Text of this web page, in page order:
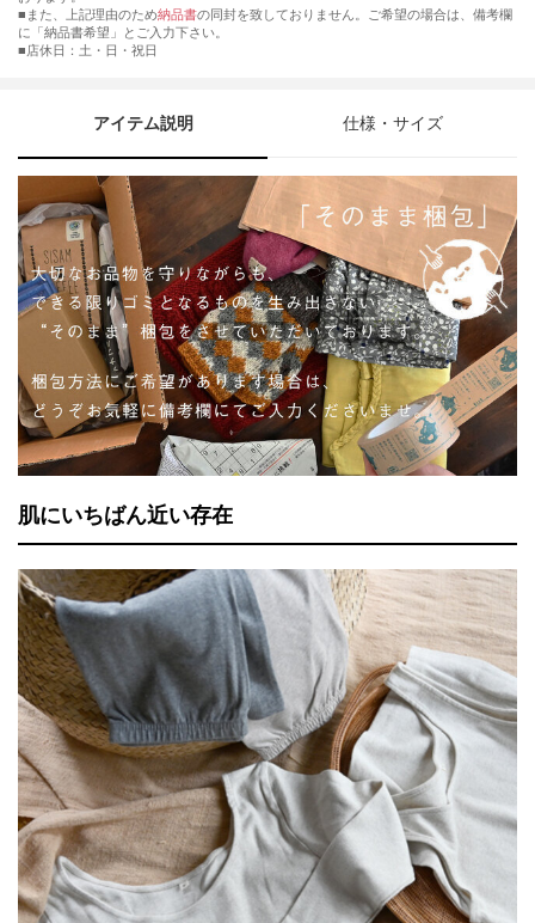
■また、上記理由のため納品書の同封を致しておりません。ご希望の場合は、備考欄
に「納品書希望」とご入力下さい。
■店休日：土・日・祝日
アイテム説明 仕様・サイズ
肌にいちばん近い存在